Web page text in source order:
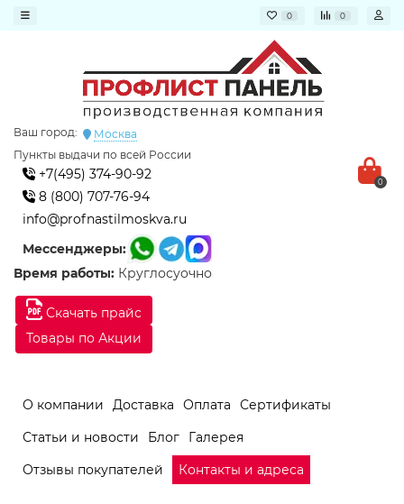
0 0
Скачать прайс
Товары по Акции
Ваш город:
Москва
Пункты выдачи по всей России
+7(495) 374-90-92
8 (800) 707-76-94
info@profnastilmoskva.ru
Мессенджеры:
Время работы: Круглосуочно
0
О компании Доставка Оплата
Сертификаты
Статьи и новости
Блог
Галерея
Отзывы покупателей
Контакты и адреса